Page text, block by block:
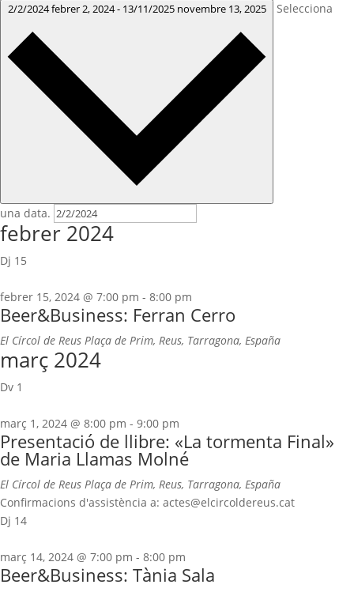
2/2/2024febrer 2, 2024- 13/11/2025 novembre 13, 2025 Selecciona
una data.
febrer 2024
Dj 15
febrer 15, 2024 @ 7:00 pm - 8:00 pm
Beer&Business: Ferran Cerro
El Círcol de Reus Plaça de Prim, Reus, Tarragona, España
març 2024
Dv 1
març 1, 2024 @ 8:00 pm - 9:00 pm
Presentació de llibre: «La tormenta Final»
de Maria Llamas Molné
El Círcol de Reus Plaça de Prim, Reus, Tarragona, España
Confirmacions d'assistència a: actes@elcircoldereus.cat
Dj 14
març 14, 2024 @ 7:00 pm - 8:00 pm
Beer&Business: Tània Sala